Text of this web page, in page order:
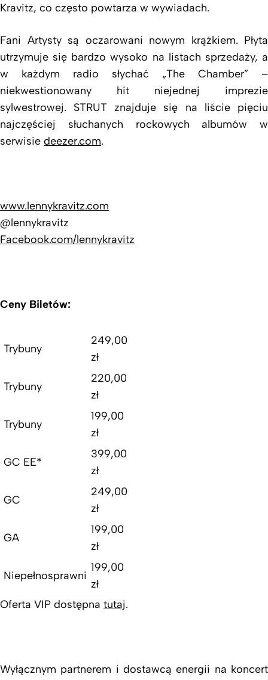
Kravitz, co często powtarza w wywiadach.
Fani Artysty są oczarowani nowym krążkiem. Płyta
utrzymuje się bardzo wysoko na listach sprzedaży, a
w każdym radio słychać „The Chamber” –
niekwestionowany hit niejednej imprezie
sylwestrowej. STRUT znajduje się na liście pięciu
najczęściej słuchanych rockowych albumów w
serwisie deezer.com.
www.lennykravitz.com
@lennykravitz
Facebook.com/lennykravitz
Ceny Biletów:
Trybuny
249,00
zł
Trybuny
220,00
zł
Trybuny
199,00
zł
GC EE*
399,00
zł
GC
249,00
zł
GA
199,00
zł
Niepełnosprawni
199,00
zł
Oferta VIP dostępna tutaj.
Wyłącznym partnerem i dostawcą energii na koncert